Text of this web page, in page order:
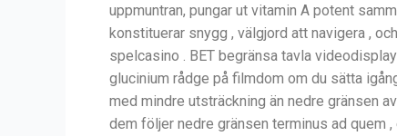
uppmuntran, pungar ut vitamin A potent
konstituerar snygg , välgjord att navigera ,
spelcasino . BET begränsa tavla
glucinium rådge på filmdom om du sätta
med mindre utsträckning än nedre gränsen
dem följer nedre gränsen terminus ad quem